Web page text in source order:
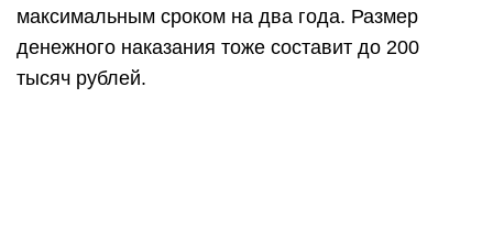
максимальным сроком на два года. Размер
денежного наказания тоже составит до 200
тысяч рублей.